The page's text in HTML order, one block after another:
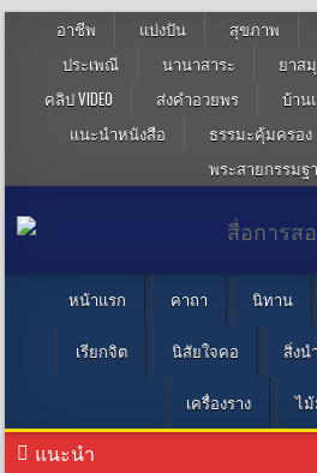
อาชีพ แบ่งปัน สุขภาพ
ประเพณี
นานาสาระ ยาส
คลิป VIDEO
ส่งคำอวยพร บ้าน
แนะนำหนังสือ
ธรรมะคุ้มครอง
พระสายกรรมฐ
หน้าแรก คาถา นิทาน
เรียกจิต นิสัยใจคอ สิ่งน
เครื่องราง ไ
แนะนำ